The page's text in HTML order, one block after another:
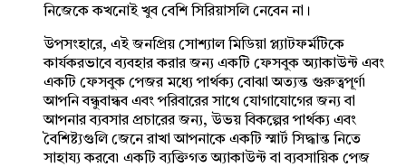
নিজেকে কখনোই খুব বেশি সিরিয়াসলি নেবেন না।
উপসংহারে, এই জনপ্রিয় সোশ্যাল মিডিয়া প্ল্যাটফর্মটিকে
কার্যকরভাবে ব্যবহার করার জন্য একটি ফেসবুক অ্যাকাউন্ট এবং
একটি ফেসবুক পেজর মধ্যে পার্থক্য বোঝা অত্যন্ত গুরুত্বপূর্ণ৷
আপনি বন্ধুবান্ধব এবং পরিবারের সাথে যোগাযোগের জন্য বা
আপনার ব্যবসার প্রচারের জন্য, উভয় বিকল্পের পার্থক্য এবং
বৈশিষ্ট্যগুলি জেনে রাখা আপনাকে একটি স্মার্ট সিদ্ধান্ত নিতে
সাহায্য করবে৷ একটি ব্যক্তিগত অ্যাকাউন্ট বা ব্যবসায়িক পেজ